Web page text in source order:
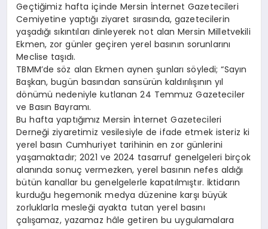
Geçtiğimiz hafta içinde Mersin İnternet Gazetecileri
Cemiyetine yaptığı ziyaret sırasında, gazetecilerin
yaşadığı sıkıntıları dinleyerek not alan Mersin Milletvekili
Ekmen, zor günler geçiren yerel basının sorunlarını
Meclise taşıdı.
TBMM’de söz alan Ekmen aynen şunları söyledi; “Sayın
Başkan, bugün basından sansürün kaldırılışının yıl
dönümü nedeniyle kutlanan 24 Temmuz Gazeteciler
ve Basın Bayramı.
Bu hafta yaptığımız Mersin İnternet Gazetecileri
Derneği ziyaretimiz vesilesiyle de ifade etmek isteriz ki
yerel basın Cumhuriyet tarihinin en zor günlerini
yaşamaktadır; 2021 ve 2024 tasarruf genelgeleri birçok
alanında sonuç vermezken, yerel basının nefes aldığı
bütün kanallar bu genelgelerle kapatılmıştır. İktidarın
kurduğu hegemonik medya düzenine karşı büyük
zorluklarla mesleği ayakta tutan yerel basını
çalışamaz, yazamaz hâle getiren bu uygulamalara